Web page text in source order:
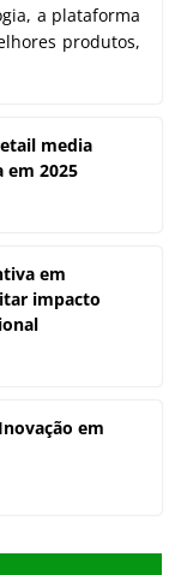
a plataforma
produtos,
media
em 2025
em
impacto
em